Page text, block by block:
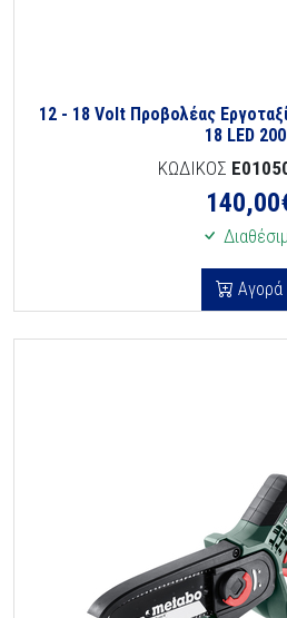
12 - 18 Volt Προβολέας
18 LED
ΚΩΔΙΚΟΣ
140,00
Αγορά